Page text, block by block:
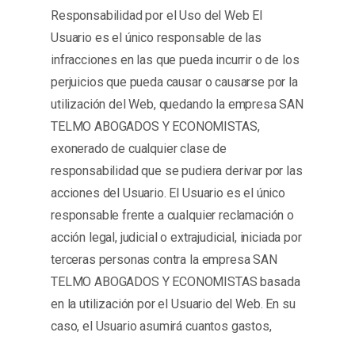
Responsabilidad por el Uso del Web El
Usuario es el único responsable de las
infracciones en las que pueda incurrir o de los
perjuicios que pueda causar o causarse por la
utilización del Web, quedando la empresa SAN
TELMO ABOGADOS Y ECONOMISTAS,
exonerado de cualquier clase de
responsabilidad que se pudiera derivar por las
acciones del Usuario. El Usuario es el único
responsable frente a cualquier reclamación o
acción legal, judicial o extrajudicial, iniciada por
terceras personas contra la empresa SAN
TELMO ABOGADOS Y ECONOMISTAS basada
en la utilización por el Usuario del Web. En su
caso, el Usuario asumirá cuantos gastos,